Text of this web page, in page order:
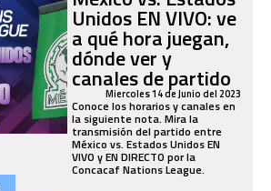
Unidos EN VIVO: ve
a qué hora juegan,
dónde ver y
canales de partido
Miercoles 14 de Junio del 2023
Conoce los horarios y canales en
la siguiente nota. Mira la
transmisión del partido entre
México vs. Estados Unidos EN
VIVO y EN DIRECTO por la
Concacaf Nations League.